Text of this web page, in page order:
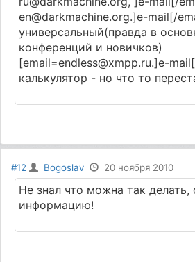
en@darkmachine.org.]e-mail[/
универсальный(правда в
конференций и новичков)
[email=endless@xmpp.ru.]e-
калькулятор - но что то
#12 Bogoslav 20 ноября 2010
Не знал что можна так делать,
информацию!